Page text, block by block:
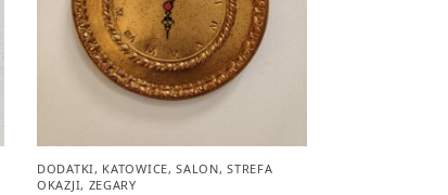
DODATKI, KATOWICE,SALON,STREFA
OKAZJI, ZEGARY